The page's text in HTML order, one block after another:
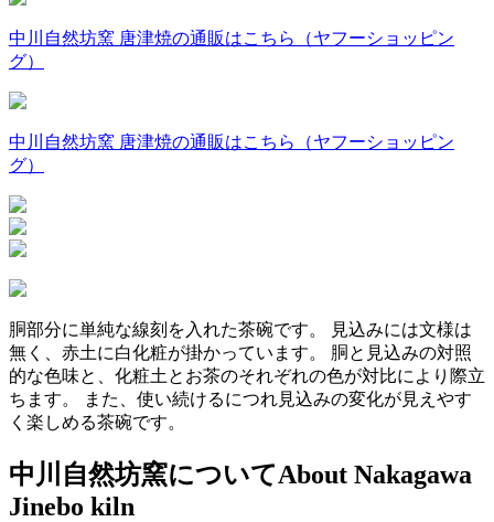
中川自然坊窯 唐津焼の通販はこちら（ヤフーショッピン
グ）
中川自然坊窯 唐津焼の通販はこちら（ヤフーショッピン
グ）
胴部分に単純な線刻を入れた茶碗です。
見込みには文様は
無く、赤土に白化粧が掛かっています。 胴と見込みの対照
的な色味と、化粧土とお茶のそれぞれの色が対比により際立
ちます。
また、使い続けるにつれ見込みの変化が見えやす
く楽しめる茶碗です。
中川自然坊窯についてAbout Nakagawa
Jinebo kiln